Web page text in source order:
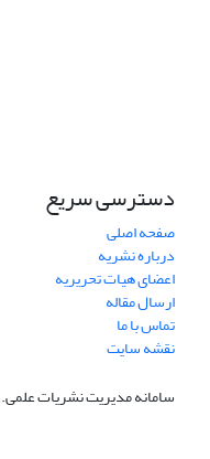
دسترسی سریع
صفحه اصلی
درباره نشریه
اعضای هیات تحریریه
ارسال مقاله
تماس با ما
نقشه سایت
سامانه مدیریت نشریات علمی.